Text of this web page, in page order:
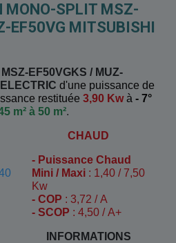
MONO-SPLIT MSZ-
EF50VG MITSUBISHI
MSZ-EF50VGKS / MUZ-
d'une puissance de
restituée 3,90 Kwà - 7°
m² à 50 m².
CHAUD
- Puissance Chaud
Mini / Maxi : 1,40 / 7,50
Kw
- COP : 3,72 / A
- SCOP : 4,50 / A+
INFORMATIONS